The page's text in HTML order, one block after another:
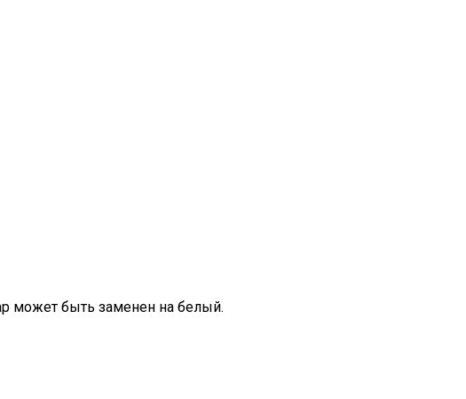
может быть заменен на белый.